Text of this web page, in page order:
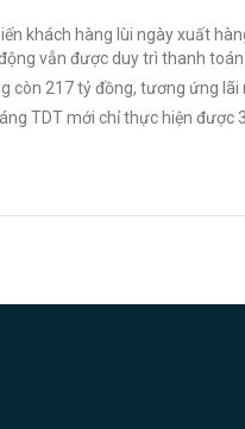
khách hàng lùi ngày xuất
vẫn được duy trì thanh toán
còn 217 tỷ đồng, tương ứng
TDT mới chỉ thực hiện được